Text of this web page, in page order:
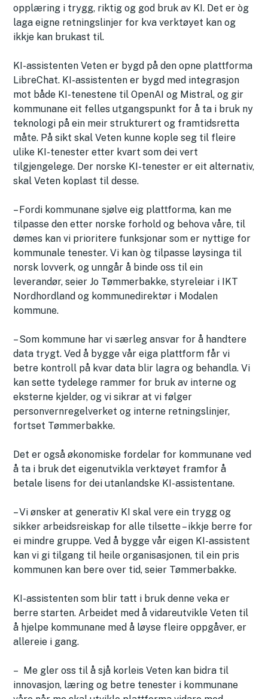
opplæring i trygg, riktig og god bruk av KI. Det er òg
laga eigne retningslinjer for kva verktøyet kan og
ikkje kan brukast til.
KI-assistenten Veten er bygd på den opne plattforma
LibreChat. KI-assistenten er bygd med integrasjon
mot både KI-tenestene til OpenAI og Mistral, og gir
kommunane eit felles utgangspunkt for å ta i bruk ny
teknologi på ein meir strukturert og framtidsretta
måte. På sikt skal Veten kunne kople seg til fleire
ulike KI-tenester etter kvart som dei vert
tilgjengelege. Der norske KI-tenester er eit alternativ,
skal Veten koplast til desse.
– Fordi kommunane sjølve eig plattforma, kan me
tilpasse den etter norske forhold og behova våre, til
dømes kan vi prioritere funksjonar som er nyttige for
kommunale tenester. Vi kan òg tilpasse løysinga til
norsk lovverk, og unngår å binde oss til ein
leverandør, seier Jo Tømmerbakke, styreleiar i IKT
Nordhordland og kommunedirektør i Modalen
kommune.
– Som kommune har vi særleg ansvar for å handtere
data trygt. Ved å bygge vår eiga plattform får vi
betre kontroll på kvar data blir lagra og behandla. Vi
kan sette tydelege rammer for bruk av interne og
eksterne kjelder, og vi sikrar at vi følger
personvernregelverket og interne retningslinjer,
fortset Tømmerbakke.
Det er også økonomiske fordelar for kommunane ved
å ta i bruk det eigenutvikla verktøyet framfor å
betale lisens for dei utanlandske KI-assistentane.
– Vi ønsker at generativ KI skal vere ein trygg og
sikker arbeidsreiskap for alle tilsette – ikkje berre for
ei mindre gruppe. Ved å bygge vår eigen KI-assistent
kan vi gi tilgang til heile organisasjonen, til ein pris
kommunen kan bere over tid, seier Tømmerbakke.
KI-assistenten som blir tatt i bruk denne veka er
berre starten. Arbeidet med å vidareutvikle Veten til
å hjelpe kommunane med å løyse fleire oppgåver, er
allereie i gang.
– Me gler oss til å sjå korleis Veten kan bidra til
innovasjon, læring og betre tenester i kommunane